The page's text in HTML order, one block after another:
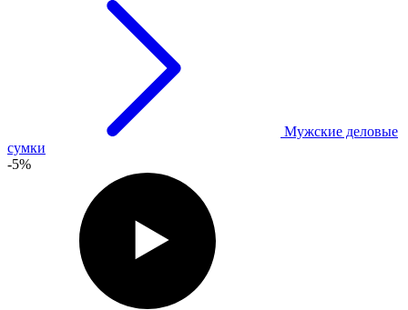
Мужские деловые
сумки
-5%